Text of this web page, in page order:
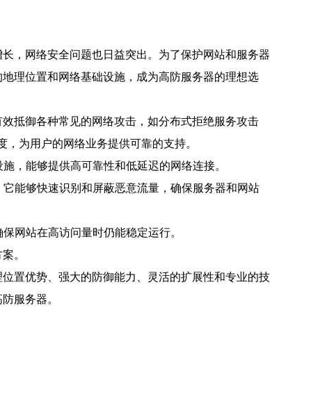
，网络安全问题也日益突出。为了保护网站和服务器
理位置和网络基础设施，成为高防服务器的理想选
抵御各种常见的网络攻击，如分布式拒绝服务攻击
为用户的网络业务提供可靠的支持。
，能够提供高可靠性和低延迟的网络连接。
能够快速识别和屏蔽恶意流量，确保服务器和网站
网站在高访问量时仍能稳定运行。
。
置优势、强大的防御能力、灵活的扩展性和专业的技
服务器。